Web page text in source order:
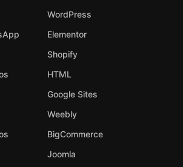
WordPress
Elementor
Shopify
HTML
Google Sites
Weebly
BigCommerce
Joomla